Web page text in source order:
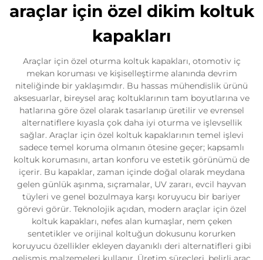
araçlar için özel dikim koltuk
kapakları
Araçlar için özel oturma koltuk kapakları, otomotiv iç
mekan koruması ve kişiselleştirme alanında devrim
niteliğinde bir yaklaşımdır. Bu hassas mühendislik ürünü
aksesuarlar, bireysel araç koltuklarının tam boyutlarına ve
hatlarına göre özel olarak tasarlanıp üretilir ve evrensel
alternatiflere kıyasla çok daha iyi oturma ve işlevsellik
sağlar. Araçlar için özel koltuk kapaklarının temel işlevi
sadece temel koruma olmanın ötesine geçer; kapsamlı
koltuk korumasını, artan konforu ve estetik görünümü de
içerir. Bu kapaklar, zaman içinde doğal olarak meydana
gelen günlük aşınma, sıçramalar, UV zararı, evcil hayvan
tüyleri ve genel bozulmaya karşı koruyucu bir bariyer
görevi görür. Teknolojik açıdan, modern araçlar için özel
koltuk kapakları, nefes alan kumaşlar, nem çeken
sentetikler ve orijinal koltuğun dokusunu korurken
koruyucu özellikler ekleyen dayanıklı deri alternatifleri gibi